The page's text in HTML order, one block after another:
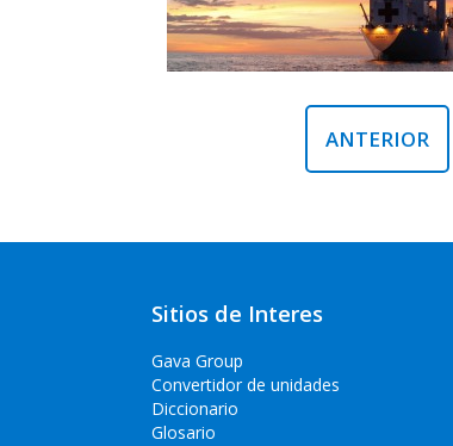
ANTERIOR
Sitios de Interes
Gava Group
Convertidor de unidades
Diccionario
Glosario